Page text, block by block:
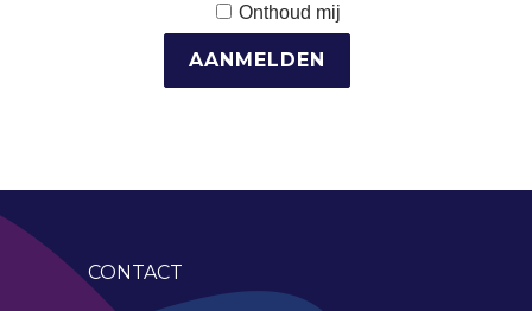
Onthoud mij
CONTACT